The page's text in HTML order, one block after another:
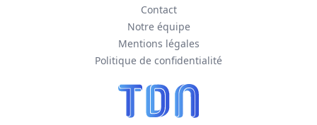
Contact
Notre équipe
Mentions légales
Politique de confidentialité